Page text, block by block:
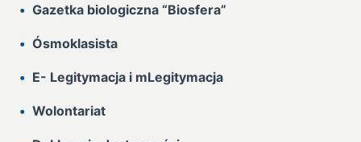
Gazetka biologiczna “Biosfera”
Ósmoklasista
E- Legitymacja i mLegitymacja
Wolontariat